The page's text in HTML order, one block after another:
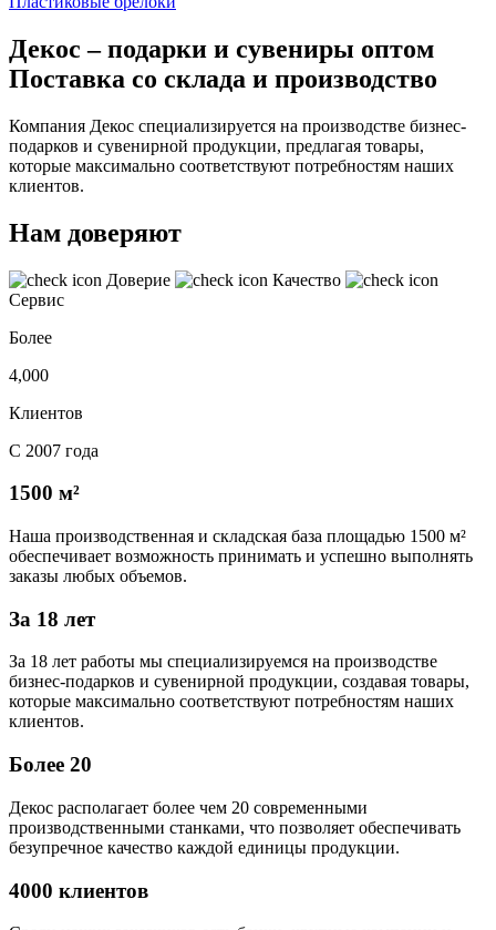
Декос – подарки и сувениры оптом
Поставка со склада и производство
Компания Декос специализируется на производстве бизнес-
подарков и сувенирной продукции, предлагая товары,
которые максимально соответствуют потребностям наших
клиентов.
Нам доверяют
Доверие
Качество
Сервис
Более
4,000
Клиентов
С 2007 года
1500 м²
Наша производственная и складская база площадью 1500 м²
обеспечивает возможность принимать и успешно выполнять
заказы любых объемов.
За 18 лет
За 18 лет работы мы специализируемся на производстве
бизнес-подарков и сувенирной продукции, создавая товары,
которые максимально соответствуют потребностям наших
клиентов.
Более 20
Декос располагает более чем 20 современными
производственными станками, что позволяет обеспечивать
безупречное качество каждой единицы продукции.
4000 клиентов